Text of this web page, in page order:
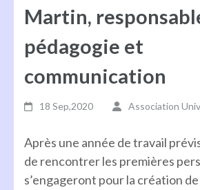
Martin,
pédagogie et
communication
18 Sep,2020 Association
Après une année de travail
de rencontrer les premières
s’engageront pour la création